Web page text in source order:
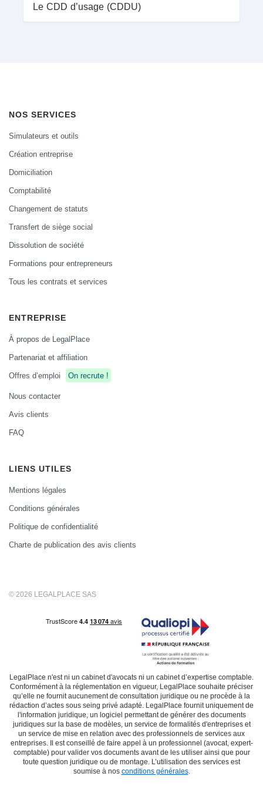
Le CDD d’usage (CDDU)
NOS SERVICES
Simulateurs et outils
Création entreprise
Domiciliation
Comptabilité
Changement de statuts
Transfert de siège social
Dissolution de société
Formations pour entrepreneurs
Tous les contrats et services
ENTREPRISE
À propos de LegalPlace
Partenariat et affiliation
Offres d’emploi
On recrute !
Nous contacter
Avis clients
FAQ
LIENS UTILES
Mentions légales
Conditions générales
Politique de confidentialité
Charte de publication des avis clients
© 2026 LEGALPLACE SAS
LegalPlace n'est ni un cabinet d'avocats ni un cabinet d’expertise comptable.
Conformément à la réglementation en vigueur, LegalPlace souhaite préciser
qu’elle ne fournit aucunement de consultation juridique ou ne procède à la
rédaction d’actes sous seing privé adapté. LegalPlace fournit uniquement de
l'information juridique, un logiciel permettant de générer des documents
juridiques sur la base de modèles, un service de formalités d'entreprises et
un service de mise en relation avec des professionnels de services aux
entreprises. Il est conseillé de faire appel à un professionnel (avocat, expert-
comptable) pour valider vos documents avant de les utiliser ainsi que pour
toute question juridique ou de montage. L’utilisation des services est
soumise à nos conditions générales.